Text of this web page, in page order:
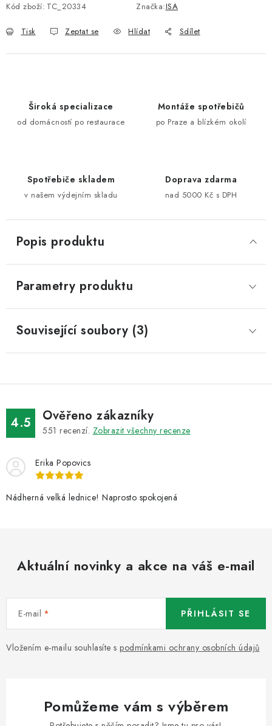
Kód zboží: TC_20334 Značka:ISA
Tisk Zeptat se Hlídat Sdílet
Široká specializace
od domácností po restaurace
Montáže spotřebičů
po Praze a blízkém okolí
Spotřebiče skladem
v našem výdejním skladu
Doprava zdarma
nad 5000 Kč s DPH
Popis produktu
Parametry produktu
Související soubory (3)
4.5 Ověřeno zákazníky
551 recenzí. Zobrazit všechny recenze
Erika Popovics
Nádherná velká lednice! Naprosto spokojená
Aktuální novinky a akce na váš e-mail
E-mail
Vložením e-mailu souhlasíte s podmínkami ochrany osobních údajů
PŘIHLÁSIT SE
Pomůžeme vám s výběrem